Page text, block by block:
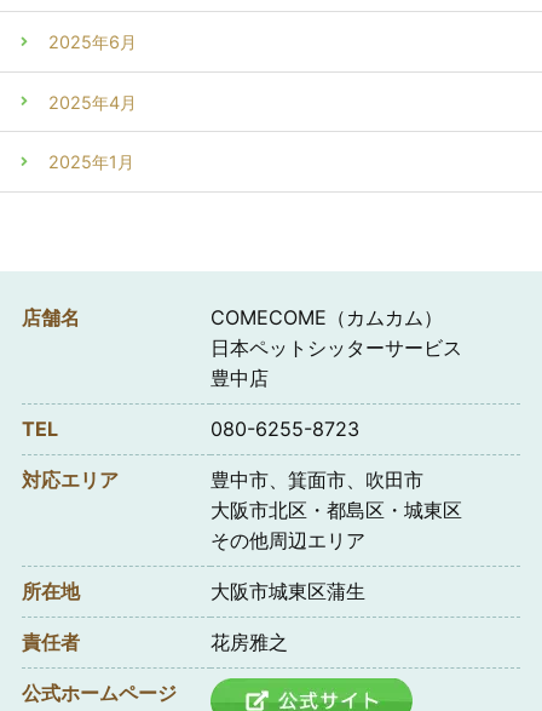
2025年6月
2025年4月
2025年1月
店舗名
COMECOME（カムカム）
日本ペットシッターサービス
豊中店
TEL 080-6255-8723
対応エリア
豊中市、箕面市、吹田市
大阪市北区・都島区・城東区
その他周辺エリア
所在地 大阪市城東区蒲生
責任者 花房雅之
公式ホームページ